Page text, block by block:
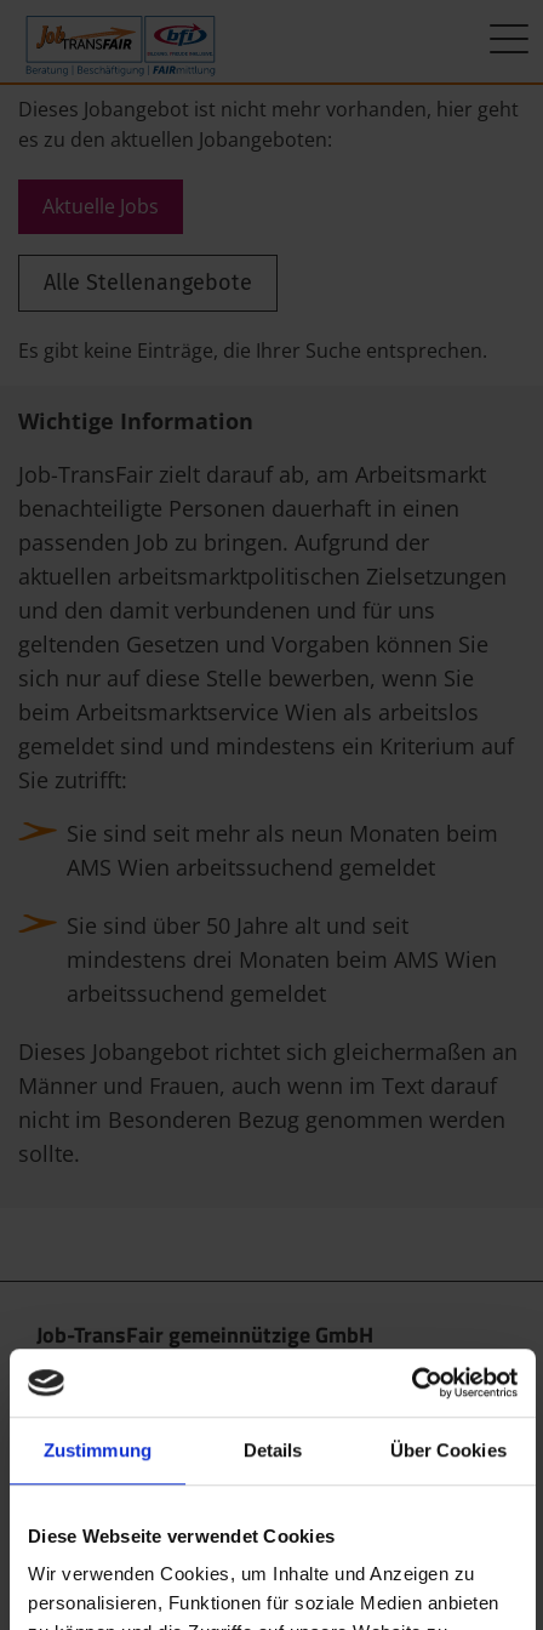
Zustimmung Details Über Cookies
Diese Webseite verwendet Cookies
Wir verwenden Cookies, um Inhalte und Anzeigen zu
personalisieren, Funktionen für soziale Medien anbieten
Dieses Jobangebot ist nicht mehr vorhanden, hier geht
es zu den aktuellen Jobangeboten:
Aktuelle Jobs
Alle Stellenangebote
Es gibt keine Einträge, die Ihrer Suche entsprechen.
Wichtige Information
Job-TransFair zielt darauf ab, am Arbeitsmarkt
benachteiligte Personen dauerhaft in einen
passenden Job zu bringen. Aufgrund der
aktuellen arbeitsmarktpolitischen Zielsetzungen
und den damit verbundenen und für uns
geltenden Gesetzen und Vorgaben können Sie
sich nur auf diese Stelle bewerben, wenn Sie
beim Arbeitsmarktservice Wien als arbeitslos
gemeldet sind und mindestens ein Kriterium auf
Sie zutrifft:
Sie sind seit mehr als neun Monaten beim
AMS Wien arbeitssuchend gemeldet
Sie sind über 50 Jahre alt und seit
mindestens drei Monaten beim AMS Wien
arbeitssuchend gemeldet
Dieses Jobangebot richtet sich gleichermaßen an
Männer und Frauen, auch wenn im Text darauf
nicht im Besonderen Bezug genommen werden
sollte.
Job-TransFair gemeinnützige GmbH
Linke Wienzeile 10/21 (Zentrale)
1060 Wien
office@jobtransfair.at
+43 1 585 39 91
Die Inhalte unserer Webseite können Spuren von KI
enthalten. Nähere Details entnehmen Sie bitte
unseremKI Manifest
Mein Weg zum Job
Beschäftigung
FAIRmittlung
ÜBER UNS
KI-Manifest
Ergebnisse
Geschichte
News
Newsletter
Standorte
Interner Bereich
JobImpuls
Zeiterfassung